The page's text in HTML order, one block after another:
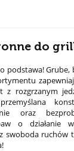
do
podstawa! Grube,
z rozgrzanym
oraz
o działanie
swoboda